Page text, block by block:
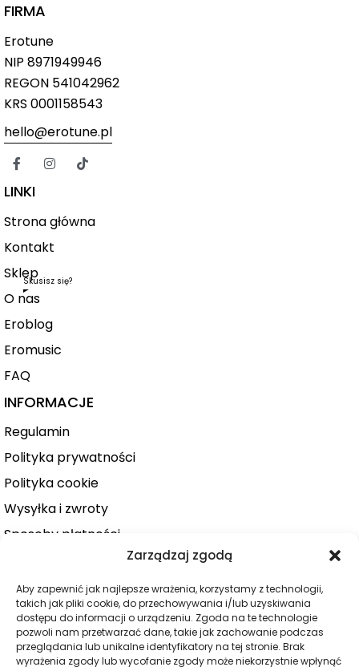
Zarządzaj zgodą
Aby zapewnić jak najlepsze wrażenia, korzystamy z technologii,
takich jak pliki cookie, do przechowywania i/lub uzyskiwania
dostępu do informacji o urządzeniu. Zgoda na te technologie
pozwoli nam przetwarzać dane, takie jak zachowanie podczas
przeglądania lub unikalne identyfikatory na tej stronie. Brak
wyrażenia zgody lub wycofanie zgody może niekorzystnie wpłynąć
FIRMA
Erotune
NIP 8971949946
REGON 541042962
KRS 0001158543
hello@erotune.pl
LINKI
Strona główna
Kontakt
Sklep
O nas
Skusisz się?
Eroblog
Eromusic
FAQ
INFORMACJE
Regulamin
Polityka prywatności
Polityka cookie
Wysyłka i zwroty
Sposoby płatności
Zamówienie
KATEGORIE
Dla niej